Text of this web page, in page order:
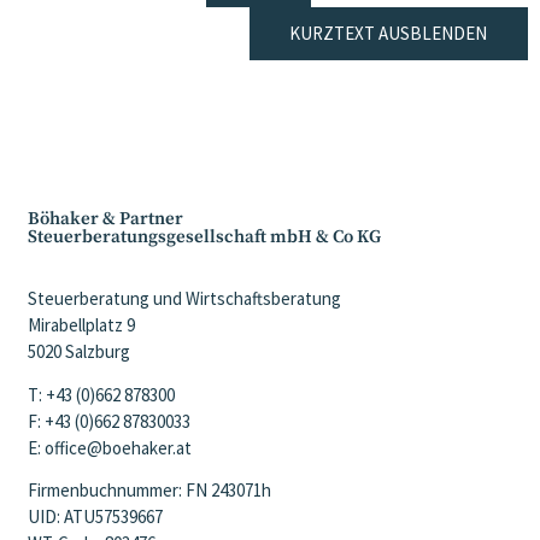
KURZTEXT AUSBLENDEN
Böhaker & Partner
Steuerberatungsgesellschaft mbH & Co KG
Steuerberatung und Wirtschaftsberatung
Mirabellplatz 9
5020 Salzburg
T: +43 (0)662 878300
F: +43 (0)662 87830033
E: office@boehaker.at
Firmenbuchnummer: FN 243071h
UID: ATU57539667